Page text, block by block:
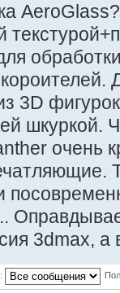
3D
шкуркой.
очень
3dmax, а